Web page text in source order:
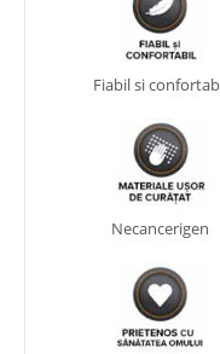
Fiabil si
Necancerigen